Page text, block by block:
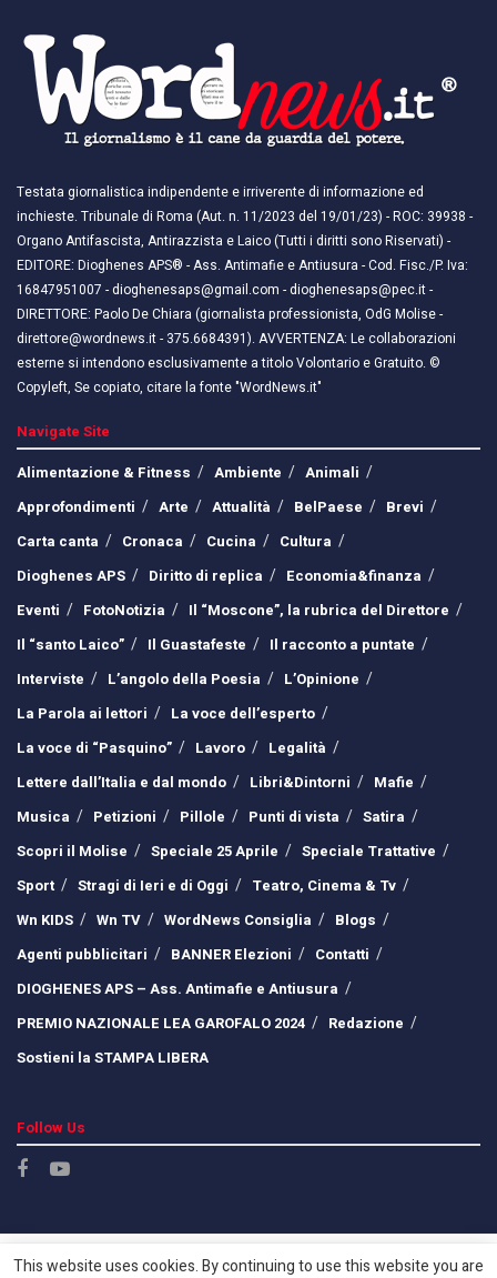
Testata giornalistica indipendente e irriverente di informazione ed
inchieste. Tribunale di Roma (Aut. n. 11/2023 del 19/01/23) - ROC: 39938 -
Organo Antifascista, Antirazzista e Laico (Tutti i diritti sono Riservati) -
EDITORE: Dioghenes APS® - Ass. Antimafie e Antiusura - Cod. Fisc./P. Iva:
16847951007 - dioghenesaps@gmail.com - dioghenesaps@pec.it - ​​
DIRETTORE: Paolo De Chiara (giornalista professionista, OdG Molise -
direttore@wordnews.it - ​​375.6684391). AVVERTENZA: Le collaborazioni
esterne si intendono esclusivamente a titolo Volontario e Gratuito. ©
Copyleft, Se copiato, citare la fonte "WordNews.it"
Navigate Site
Alimentazione & Fitness
Ambiente
Animali
Approfondimenti
Arte Attualità BelPaese
Brevi
Carta canta
Cronaca Cucina
Cultura
Dioghenes APS
Diritto di replica
Economia&finanza
Eventi
FotoNotizia
Il “Moscone”, la rubrica del Direttore
Il “santo Laico”
Il Guastafeste
Il racconto a puntate
Interviste
L’angolo della Poesia
L’Opinione
La Parola ai lettori
La voce dell’esperto
La voce di “Pasquino”
Lavoro
Legalità
Lettere dall’Italia e dal mondo
Libri&Dintorni
Mafie
Musica
Petizioni Pillole Punti di vista
Satira
Scopri il Molise
Speciale 25 Aprile
Speciale Trattative
Sport
Stragi di Ieri e di Oggi
Teatro, Cinema & Tv
Wn KIDS
Wn TV WordNews Consiglia
Blogs
Agenti pubblicitari
BANNER Elezioni
Contatti
DIOGHENES APS – Ass. Antimafie e Antiusura
PREMIO NAZIONALE LEA GAROFALO 2024
Redazione
Sostieni la STAMPA LIBERA
Follow Us
This website uses cookies. By continuing to use this website you are